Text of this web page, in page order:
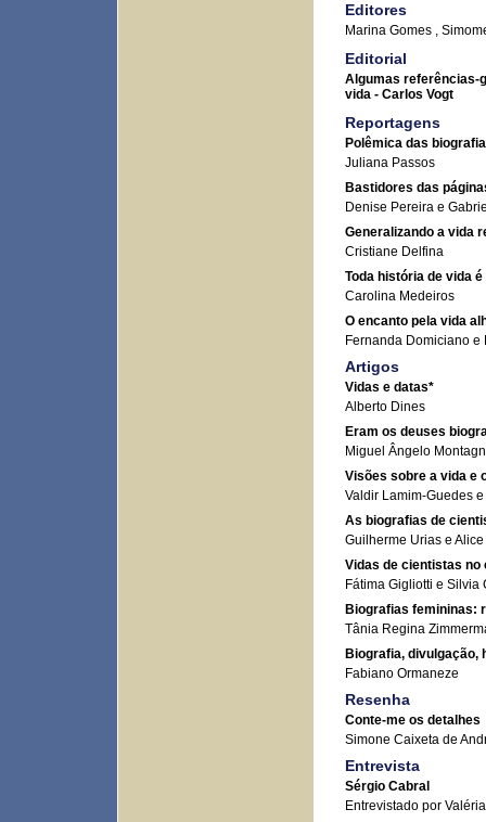
Editores
Marina Gomes ,
Editorial
Algumas referências-
vida- Carlos Vogt
Reportagens
Polêmica das
Juliana Passos
Bastidores das
Denise Pereira e
Generalizando a vida
Cristiane Delfina
Toda história de vida
Carolina Medeiros
O encanto pela vida
Fernanda Domiciano e
Artigos
Vidas e datas*
Alberto Dines
Eram os deuses
Miguel Ângelo
Visões sobre a vida e
Valdir Lamim-Guedes
As biografias de
Guilherme Urias e Alice
Vidas de cientistas no
Fátima Gigliotti e Silvia
Biografias femininas:
Tânia Regina
Biografia, divulgação,
Fabiano Ormaneze
Resenha
Conte-me os detalhes
Simone Caixeta de
Entrevista
Sérgio Cabral
Entrevistado por